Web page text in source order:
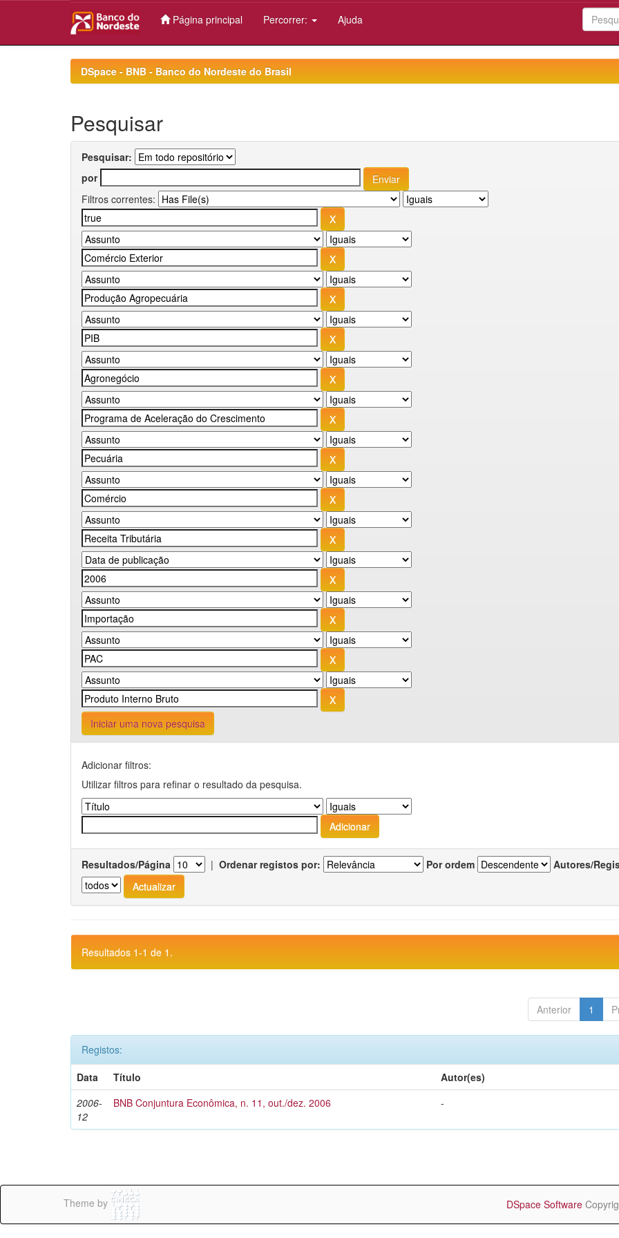
Página principal Percorrer: Ajuda
DSpace - BNB - Banco do Nordeste do Brasil
Pesquisar
Pesquisar:
por
Filtros correntes:
Iniciar uma nova pesquisa
Adicionar filtros:
Utilizar filtros para refinar o resultado da pesquisa.
Resultados/Página | Ordenar registos por: Por ordem Autores/
Resultados 1-1 de 1.
Anterior 1
Registos:
Data
Título
Autor(es)
2006-
12
BNB Conjuntura Econômica, n. 11, out./dez. 2006 -
Theme by DSpace Software